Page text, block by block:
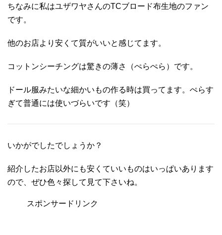
ちなみに私はユザワヤさんのTCブロード布生地のファン
です。
他のお店より安くて質がいいと感じてます。
コットンシーチングは驚きの薄さ（ぺらぺら）です。
ドール服みたいな細かいもの作る時は買ってます。ぺらす
ぎて普通には使いづらいです（笑）
いかがでしたでしょうか？
紹介したお店以外にも安くていいものはいっぱいあります
ので、ぜひ色々探して見て下さいね。
スポンサードリンク